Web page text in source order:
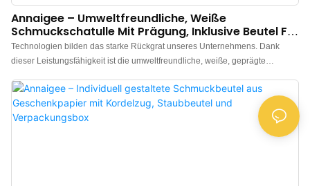
Annaigee – Umweltfreundliche, Weiße
Schmuckschatulle Mit Prägung, Inklusive Beutel Für
Ohrringe, Halsketten Und Ringe
Technologien bilden das starke Rückgrat unseres Unternehmens. Dank
dieser Leistungsfähigkeit ist die umweltfreundliche, weiße, geprägte
Anwendern im Bereich der Papierverpackungen weit verbreitet.